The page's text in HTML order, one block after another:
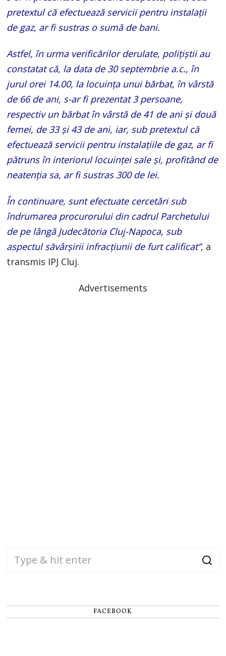
pretextul că efectuează servicii pentru instalații
de gaz, ar fi sustras o sumă de bani.
Astfel, în urma verificărilor derulate, polițiștii au
constatat că, la data de 30 septembrie a.c., în
jurul orei 14.00, la locuința unui bărbat, în vârstă
de 66 de ani, s-ar fi prezentat 3 persoane,
respectiv un bărbat în vârstă de 41 de ani și două
femei, de 33 și 43 de ani, iar, sub pretextul că
efectuează servicii pentru instalațiile de gaz, ar fi
pătruns în interiorul locuinței sale și, profitând de
neatenția sa, ar fi sustras 300 de lei.
În continuare, sunt efectuate cercetări sub
îndrumarea procurorului din cadrul Parchetului
de pe lângă Judecătoria Cluj-Napoca, sub
aspectul săvârșirii infracțiunii de furt calificat”, a
transmis IPJ Cluj.
Advertisements
FACEBOOK